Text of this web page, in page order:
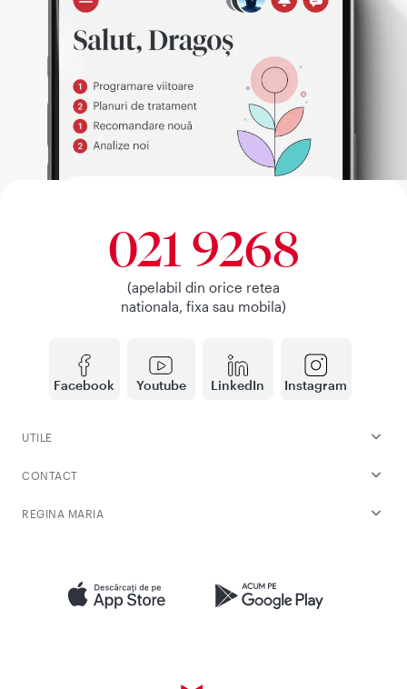
Facebook Youtube LinkedIn Instagram
021 9268
(apelabil din orice retea
nationala, fixa sau mobila)
UTILE
CONTACT
REGINA MARIA